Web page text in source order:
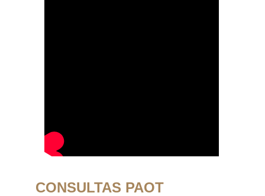
CONSULTAS PAOT